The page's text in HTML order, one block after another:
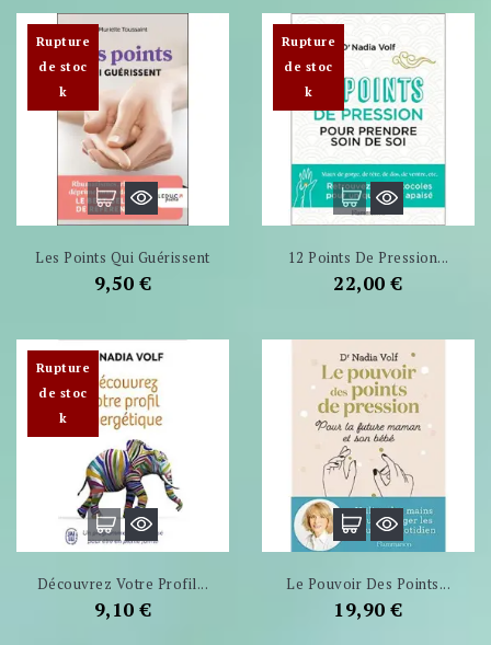
Rupture
de stoc
k
Les Points Qui Guérissent
Prix
9,50 €
Rupture
de stoc
k
12 Points De Pression...
Prix
22,00 €
Rupture
de stoc
k
Découvrez Votre Profil...
Prix
9,10 €
Le Pouvoir Des Points...
Prix
19,90 €